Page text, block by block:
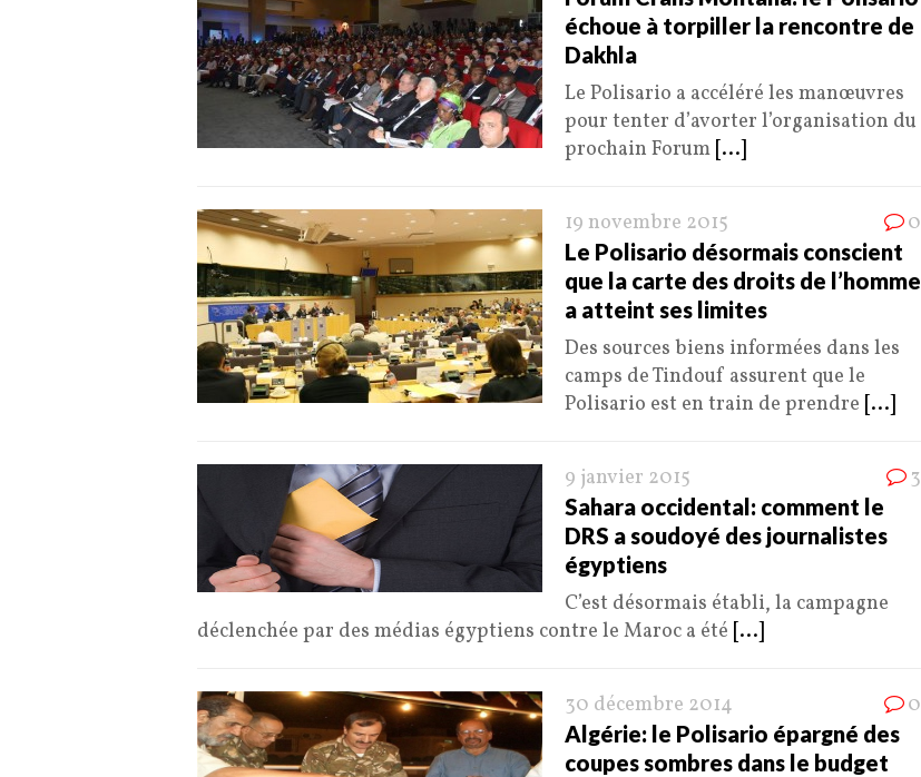
échoue à torpiller la rencontre de
Dakhla
Le Polisario a accéléré les manœuvres
pour tenter d’avorter l’organisation du
prochain Forum [...]
19 novembre 2015 0
Le Polisario désormais conscient
que la carte des droits de l’homme
a atteint ses limites
Des sources biens informées dans les
camps de Tindouf assurent que le
Polisario est en train de prendre [...]
9 janvier 2015 3
Sahara occidental: comment le
DRS a soudoyé des journalistes
égyptiens
C’est désormais établi, la campagne
déclenchée par des médias égyptiens contre le Maroc a été [...]
30 décembre 2014 0
Algérie: le Polisario épargné des
coupes sombres dans le budget